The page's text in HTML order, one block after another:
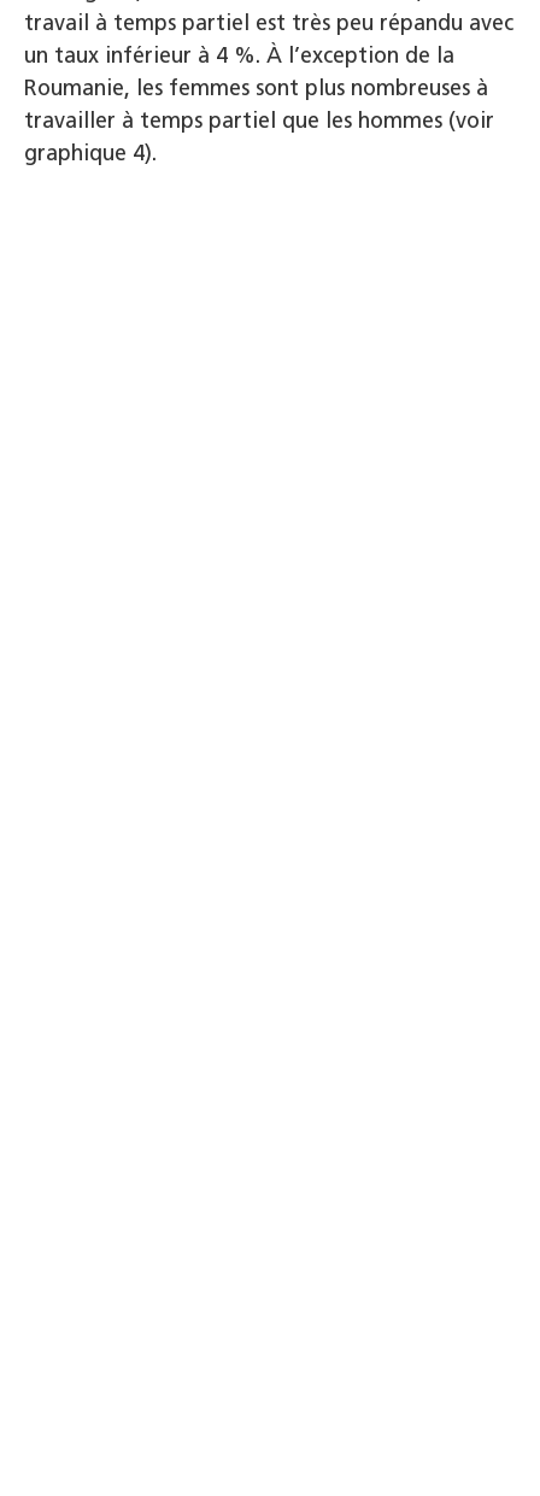
travail à temps partiel est très peu répandu avec
un taux inférieur à 4 %. À l’exception de la
Roumanie, les femmes sont plus nombreuses à
travailler à temps partiel que les hommes (voir
graphique 4).